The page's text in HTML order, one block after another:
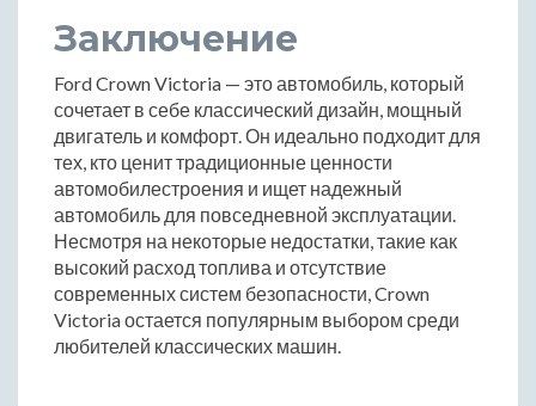
Заключение
Ford Crown Victoria — это автомобиль, который
сочетает в себе классический дизайн, мощный
двигатель и комфорт. Он идеально подходит для
тех, кто ценит традиционные ценности
автомобилестроения и ищет надежный
автомобиль для повседневной эксплуатации.
Несмотря на некоторые недостатки, такие как
высокий расход топлива и отсутствие
современных систем безопасности, Crown
Victoria остается популярным выбором среди
любителей классических машин.